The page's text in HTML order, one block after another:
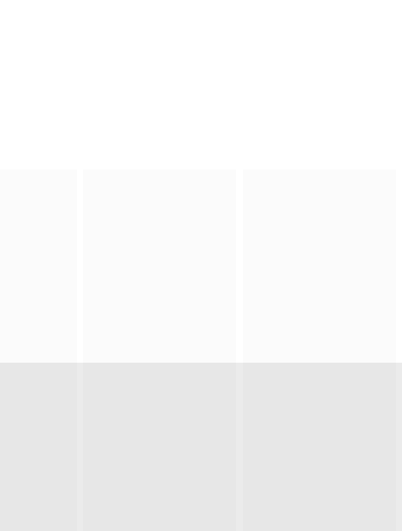
梦境迷宫中精神崩溃，同时对外扩散心理病毒。富二
，将扶桑阴阳术、玄岳宗道法、龙脉与后土信仰交
舰队在登陆前遭到袭击，损失惨重。来到地球后，姜
he will have to survive an automated last resort